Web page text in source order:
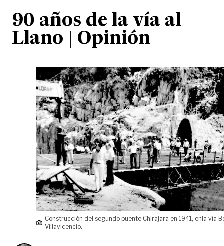
90 años de la vía al
Llano | Opinión
Construcción del segundo puente Chirajara en 1941, enla vía
Villavicencio.